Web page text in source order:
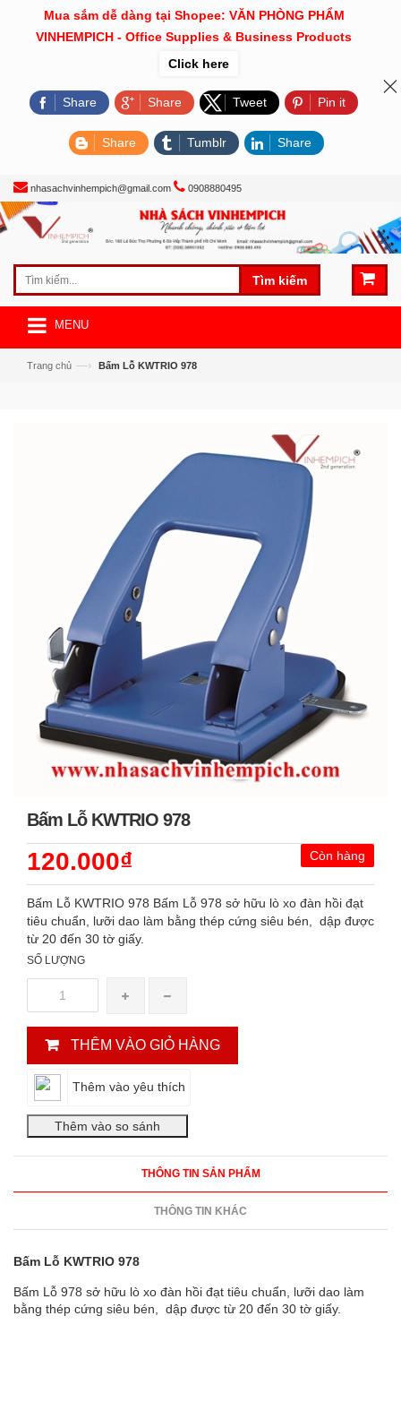
nhasachvinhempich@gmail.com 0908880495
Tìm kiếm
MENU
Trang chủ —› Bấm Lỗ KWTRIO 978
Bấm Lỗ KWTRIO 978
Còn hàng
120.000₫
Bấm Lỗ KWTRIO 978 Bấm Lỗ 978 sở hữu lò xo đàn hồi đạt
tiêu chuẩn, lưỡi dao làm bằng thép cứng siêu bén, dập được
từ 20 đến 30 tờ giấy.
SỐ LƯỢNG
THÊM VÀO GIỎ HÀNG
Thêm vào yêu thích
THÔNG TIN SẢN PHẨM
THÔNG TIN KHÁC
Bấm Lỗ KWTRIO 978
Bấm Lỗ 978 sở hữu lò xo đàn hồi đạt tiêu chuẩn, lưỡi dao làm
bằng thép cứng siêu bén, dập được từ 20 đến 30 tờ giấy.
Mua sắm dễ dàng tại Shopee: VĂN PHÒNG PHẨM
VINHEMPICH - Office Supplies & Business Products
Click here
Share Share Tweet Pin it
Share Tumblr Share